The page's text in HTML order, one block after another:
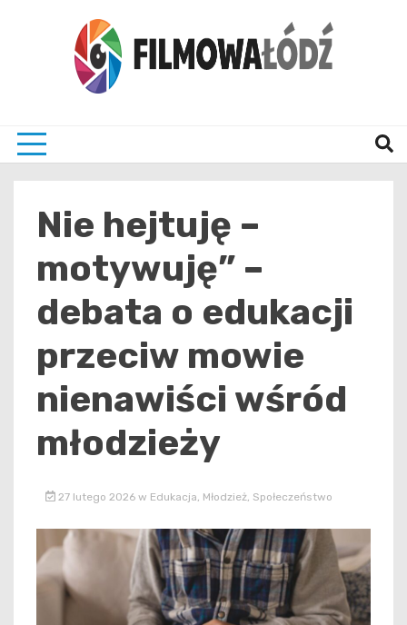
Nie hejtuję –
motywuję” –
debata o edukacji
przeciw mowie
nienawiści wśród
młodzieży
27 lutego 2026 w Edukacja Młodzież, Społeczeństwo